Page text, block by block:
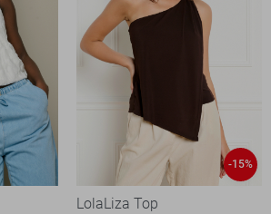
-15%
LolaLiza Top